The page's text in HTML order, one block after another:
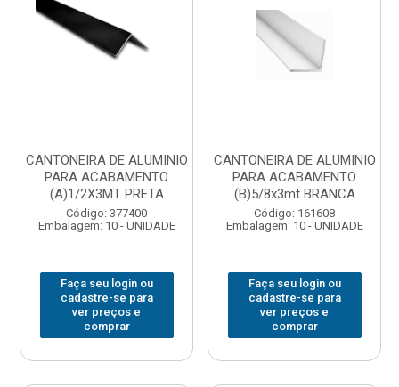
CANTONEIRA DE ALUMINIO
PARA ACABAMENTO
(A)1/2X3MT PRETA
Código: 377400
Embalagem: 10 - UNIDADE
Faça seu login ou
cadastre-se para
ver preços e
comprar
CANTONEIRA DE ALUMINIO
PARA ACABAMENTO
(B)5/8x3mt BRANCA
Código: 161608
Embalagem: 10 - UNIDADE
Faça seu login ou
cadastre-se para
ver preços e
comprar